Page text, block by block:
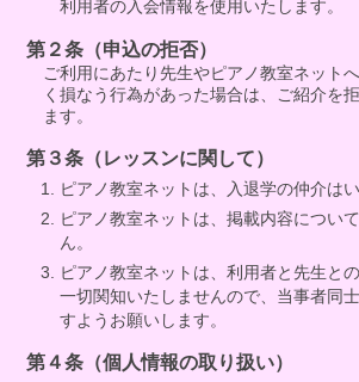
利用者の入会情報を使用いたします。
第２条（申込の拒否）
ご利用にあたり先生やピアノ教室ネット
く損なう行為があった場合は、ご紹介を
ます。
第３条（レッスンに関して）
ピアノ教室ネットは、入退学の仲介はい
ピアノ教室ネットは、掲載内容につい
ん。
ピアノ教室ネットは、利用者と先生と
一切関知いたしませんので、当事者同
すようお願いします。
第４条（個人情報の取り扱い）